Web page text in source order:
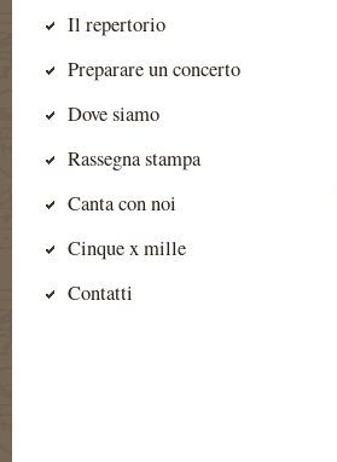
Il repertorio
Preparare un concerto
Dove siamo
Rassegna stampa
Canta con noi
Cinque x mille
Contatti